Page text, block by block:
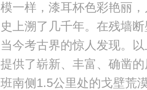
模一样，漆耳杯色彩艳丽
史上溯了几千年。在残墙
当今考古界的惊人发现。
提供了崭新、丰富、确凿
班南侧1.5公里处的戈壁荒